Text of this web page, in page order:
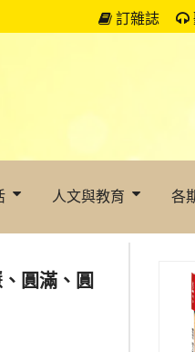
訂雜誌
人文與教育 各
圓滿、圓